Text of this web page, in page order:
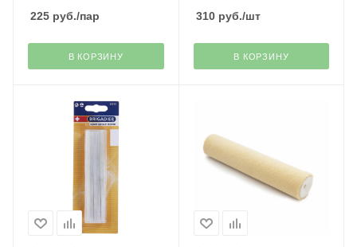
225 руб./пар
В КОРЗИНУ
310руб./шт
В КОРЗИНУ